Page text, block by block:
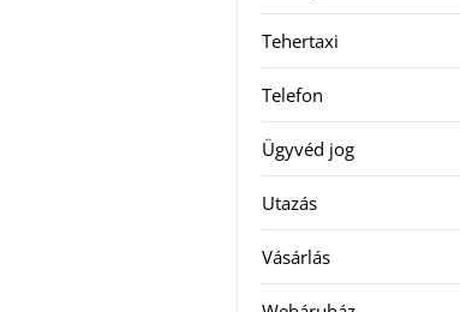
Tehertaxi
Telefon
Ügyvéd jog
Utazás
Vásárlás